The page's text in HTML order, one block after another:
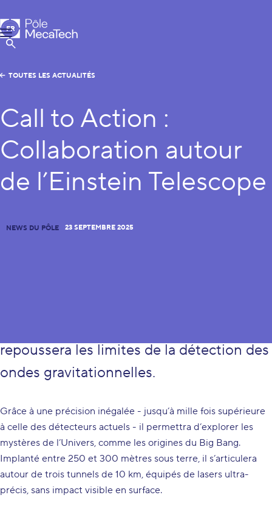
Pôle MecaTech
Menu
Afficher la Recherche
FR
EN
TOUTES LES ACTUALITÉS
Call to Action :
Collaboration autour
de l’Einstein Telescope
NEWS DU PÔLE 23 SEPTEMBRE 2025
repoussera les limites de la détection des
ondes gravitationnelles.
Grâce à une précision inégalée - jusqu’à mille fois supérieure
à celle des détecteurs actuels - il permettra d’explorer les
mystères de l’Univers, comme les origines du Big Bang.
Implanté entre 250 et 300 mètres sous terre, il s’articulera
autour de trois tunnels de 10 km, équipés de lasers ultra-
précis, sans impact visible en surface.